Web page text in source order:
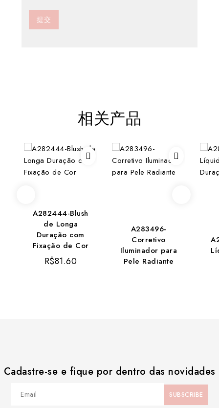
相关产品
A282444-Blush
de Longa
Duração com
Fixação de Cor
R$81.60
A283496-
Corretivo
Iluminador para
Pele Radiante
Cadastre-se e fique por dentro das novidades